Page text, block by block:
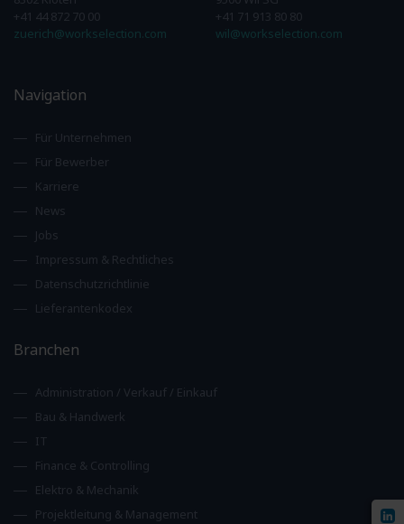
+41 44 872 70 00
zuerich@workselection.com
+41 71 913 80 80
wil@workselection.com
Navigation
Für Unternehmen
Für Bewerber
Karriere
News
Jobs
Impressum & Rechtliches
Datenschutzrichtlinie
Lieferantenkodex
Branchen
Administration / Verkauf / Einkauf
Bau & Handwerk
IT
Finance & Controlling
Elektro & Mechanik
Projektleitung & Management